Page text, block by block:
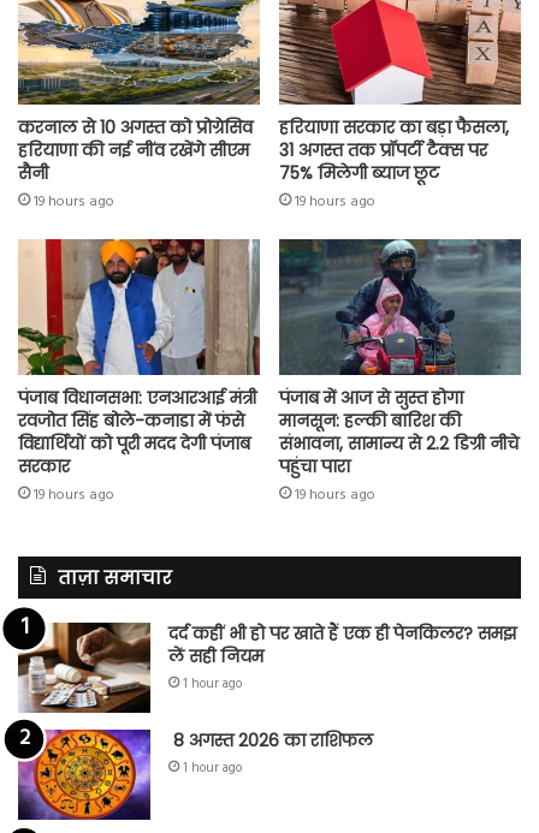
करनाल से 10 अगस्त को प्रोग्रेसिव
हरियाणा की नई नींव रखेंगे सीएम
सैनी
19 hours ago
हरियाणा सरकार का बड़ा फैसला,
31 अगस्त तक प्रॉपर्टी टैक्स पर
75% मिलेगी ब्याज छूट
19 hours ago
पंजाब विधानसभा: एनआरआई मंत्री
रवजोत सिंह बोले-कनाडा में फंसे
विद्यार्थियों को पूरी मदद देगी पंजाब
सरकार
19 hours ago
पंजाब में आज से सुस्त होगा
मानसून: हल्की बारिश की
संभावना, सामान्य से 2.2 डिग्री नीचे
पहुंचा पारा
19 hours ago
ताज़ा समाचार
दर्द कहीं भी हो पर खाते हैं एक ही पेनकिलर? समझ
लें सही नियम
1 hour ago
8 अगस्त 2026 का राशिफल
1 hour ago